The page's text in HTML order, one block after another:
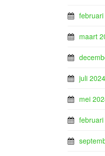
maart
juli 2024
mei